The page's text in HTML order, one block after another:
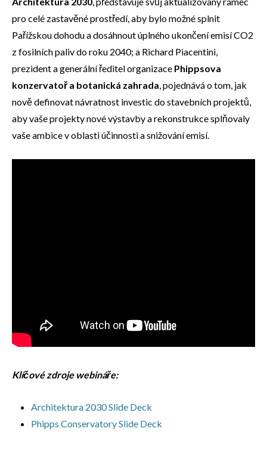
pro celé zastavěné prostředí, aby bylo možné splnit
Pařížskou dohodu a dosáhnout úplného ukončení emisí CO2
z fosilních paliv do roku 2040; a Richard Piacentini,
prezident a generální ředitel organizace Phippsova
konzervatoř a botanická zahrada, pojednává o tom, jak
nově definovat návratnost investic do stavebních projektů,
aby vaše projekty nové výstavby a rekonstrukce splňovaly
vaše ambice v oblasti účinnosti a snižování emisí.
Klíčové zdroje webináře:
Architektura 2030 Slide Deck
Phipps Conservatory Slide Deck